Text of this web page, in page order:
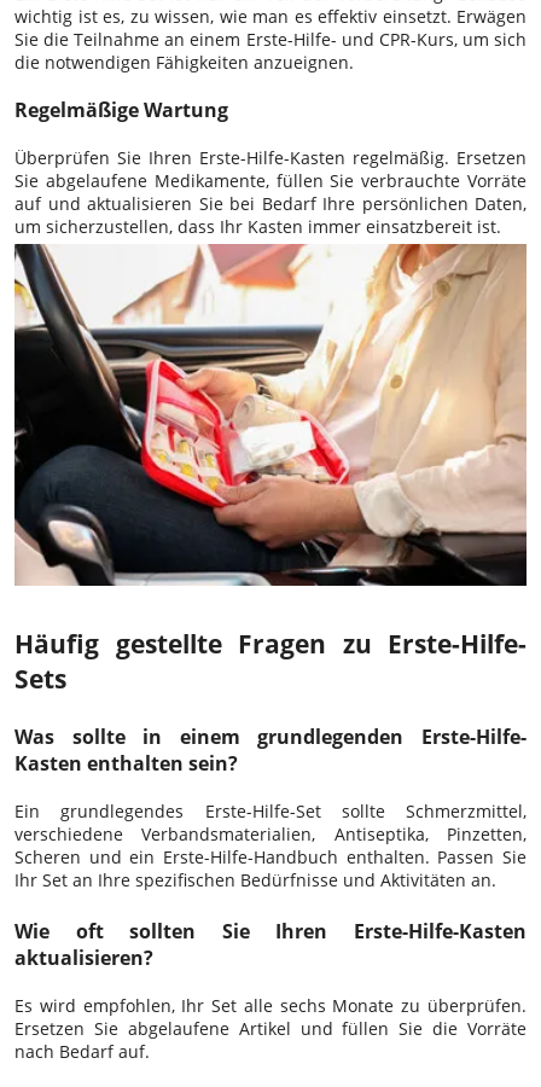
wichtig ist es, zu wissen, wie man es effektiv einsetzt. Erwägen
Sie die Teilnahme an einem Erste-Hilfe- und CPR-Kurs, um sich
die notwendigen Fähigkeiten anzueignen.
Regelmäßige Wartung
Überprüfen Sie Ihren Erste-Hilfe-Kasten regelmäßig. Ersetzen
Sie abgelaufene Medikamente, füllen Sie verbrauchte Vorräte
auf und aktualisieren Sie bei Bedarf Ihre persönlichen Daten,
um sicherzustellen, dass Ihr Kasten immer einsatzbereit ist.
Häufig gestellte Fragen zu Erste-Hilfe-
Sets
Was sollte in einem grundlegenden Erste-Hilfe-
Kasten enthalten sein?
Ein grundlegendes Erste-Hilfe-Set sollte Schmerzmittel,
verschiedene Verbandsmaterialien, Antiseptika, Pinzetten,
Scheren und ein Erste-Hilfe-Handbuch enthalten. Passen Sie
Ihr Set an Ihre spezifischen Bedürfnisse und Aktivitäten an.
Wie oft sollten Sie Ihren Erste-Hilfe-Kasten
aktualisieren?
Es wird empfohlen, Ihr Set alle sechs Monate zu überprüfen.
Ersetzen Sie abgelaufene Artikel und füllen Sie die Vorräte
nach Bedarf auf.